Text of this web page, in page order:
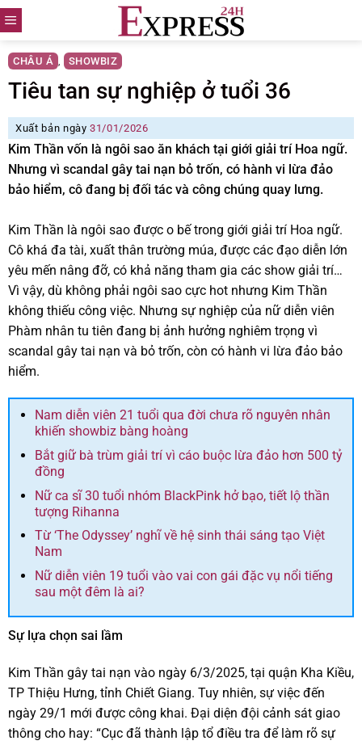
Skip
to
content
CHÂU Á , SHOWBIZ
Tiêu tan sự nghiệp ở tuổi 36
Xuất bản ngày31/01/2026
Kim Thần vốn là ngôi sao ăn khách tại giới giải trí Hoa ngữ.
Nhưng vì scandal gây tai nạn bỏ trốn, có hành vi lừa đảo
bảo hiểm, cô đang bị đối tác và công chúng quay lưng.
Kim Thần là ngôi sao được o bế trong giới giải trí Hoa ngữ.
Cô khá đa tài, xuất thân trường múa, được các đạo diễn lớn
yêu mến nâng đỡ, có khả năng tham gia các show giải trí…
Vì vậy, dù không phải ngôi sao cực hot nhưng Kim Thần
không thiếu công việc. Nhưng sự nghiệp của nữ diễn viên
Phàm nhân tu tiên đang bị ảnh hưởng nghiêm trọng vì
scandal gây tai nạn và bỏ trốn, còn có hành vi lừa đảo bảo
hiểm.
Nam diễn viên 21 tuổi qua đời chưa rõ nguyên nhân
khiến showbiz bàng hoàng
Bắt giữ bà trùm giải trí vì cáo buộc lừa đảo hơn 500 tỷ
đồng
Nữ ca sĩ 30 tuổi nhóm BlackPink hở bạo, tiết lộ thần
tượng Rihanna
Từ ‘The Odyssey’ nghĩ về hệ sinh thái sáng tạo Việt
Nam
Nữ diễn viên 19 tuổi vào vai con gái đặc vụ nổi tiếng
sau một đêm là ai?
Sự lựa chọn sai lầm
Kim Thần gây tai nạn vào ngày 6/3/2025, tại quận Kha Kiều,
TP Thiệu Hưng, tỉnh Chiết Giang. Tuy nhiên, sự việc đến
ngày 29/1 mới được công khai. Đại diện đội cảnh sát giao
thông cho hay: “Cục đã thành lập tổ điều tra để làm rõ sự